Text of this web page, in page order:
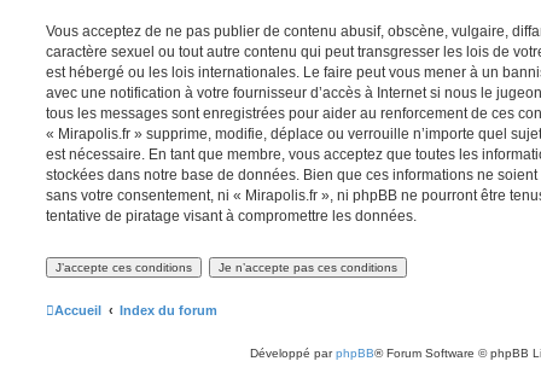
Vous acceptez de ne pas publier de contenu abusif, obscène, vulgaire,
caractère sexuel ou tout autre contenu qui peut transgresser les lois de
est hébergé ou les lois internationales. Le faire peut vous mener à un
avec une notification à votre fournisseur d’accès à Internet si nous le
tous les messages sont enregistrées pour aider au renforcement de ces
« Mirapolis.fr » supprime, modifie, déplace ou verrouille n’importe quel
est nécessaire. En tant que membre, vous acceptez que toutes les
stockées dans notre base de données. Bien que ces informations ne
sans votre consentement, ni « Mirapolis.fr », ni phpBB ne pourront être
tentative de piratage visant à compromettre les données.
Accueil Index du forum
Développé parphpBB® Forum Software © phpBB